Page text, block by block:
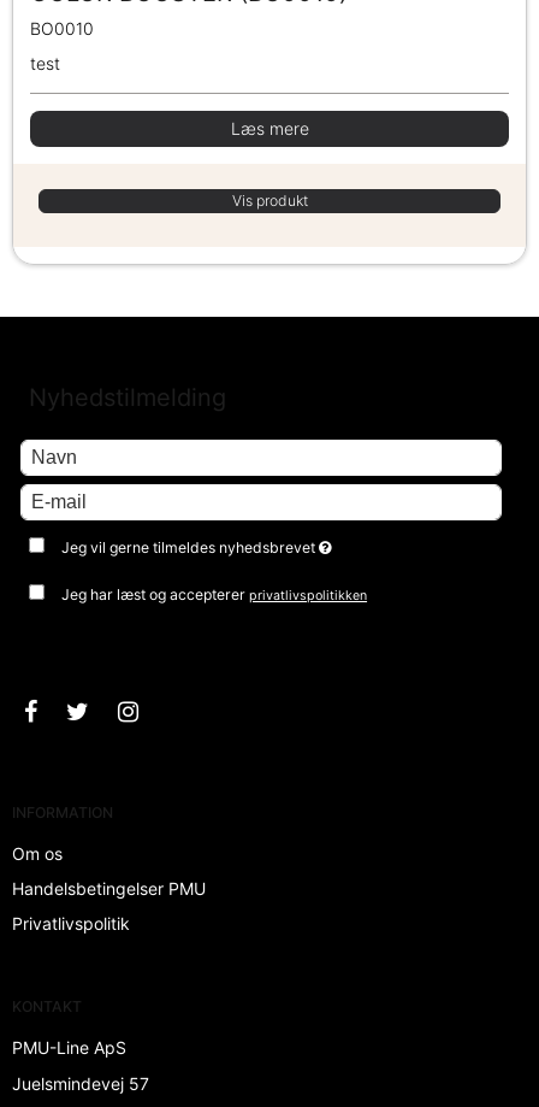
BO0010
test
Læs mere
Vis produkt
Nyhedstilmelding
Jeg vil gerne tilmeldes nyhedsbrevet
Jeg har læst og acceptererprivatlivspolitikken
INFORMATION
Om os
Handelsbetingelser PMU
Privatlivspolitik
KONTAKT
PMU-Line ApS
Juelsmindevej 57